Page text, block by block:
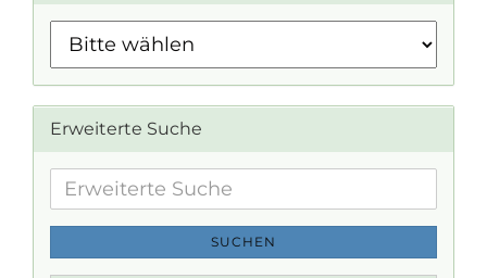
Erweiterte Suche
Erweiterte
Suche
SUCHEN